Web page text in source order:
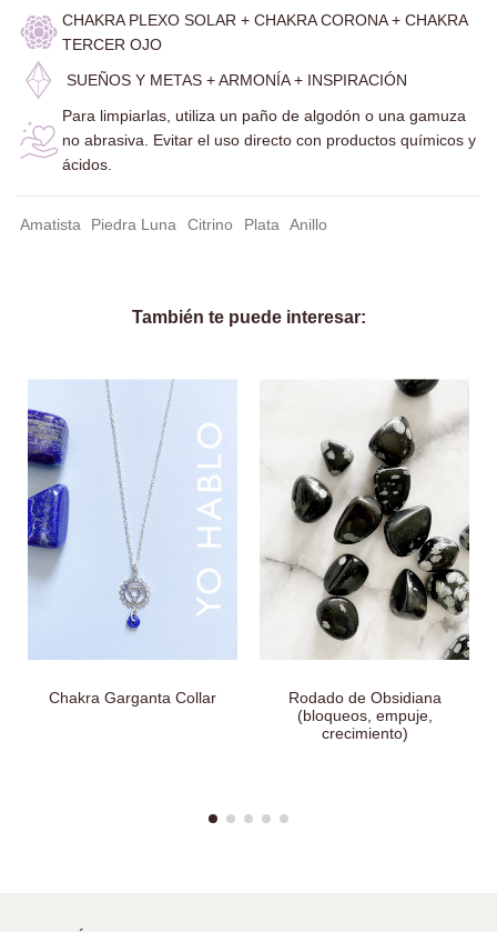
CHAKRA PLEXO SOLAR + CHAKRA CORONA + CHAKRA
TERCER OJO
SUEÑOS Y METAS + ARMONÍA + INSPIRACIÓN
Para limpiarlas, utiliza un paño de algodón o una gamuza
no abrasiva. Evitar el uso directo con productos químicos y
ácidos.
Amatista Piedra Luna Citrino Plata Anillo
También te puede interesar:
Chakra Garganta Collar
Rodado de Obsidiana
(bloqueos, empuje,
crecimiento)